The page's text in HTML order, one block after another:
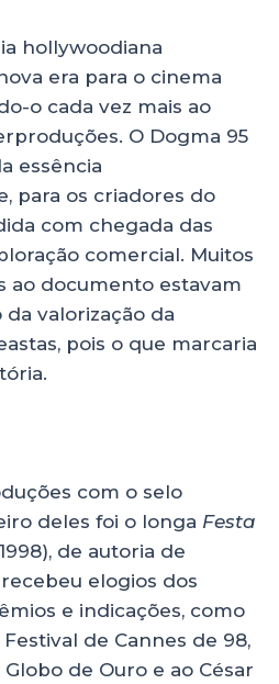
hollywoodiana
era para o cinema
o cada vez mais ao
O Dogma 95
essência
para os criadores do
com chegada das
comercial. Muitos
ao documento estavam
valorização da
pois o que marcaria
com o selo
deles foi o longa Festa
de autoria de
elogios dos
e indicações, como
de Cannes de 98,
de Ouro e ao César